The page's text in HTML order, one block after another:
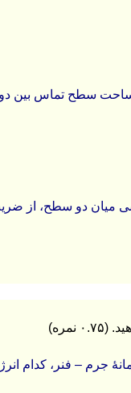
سطح تماس
میان دو سطح، از
جرم – فنر، کدام